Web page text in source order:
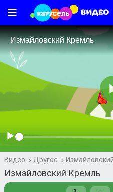
Видео Другое
Измайловский Кремль